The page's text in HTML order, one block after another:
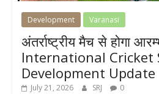
Development Varanasi
अंतर्राष्ट्रीय मैच से होगा
International Cricket
Development Update
July 21, 2026 SRJ 0